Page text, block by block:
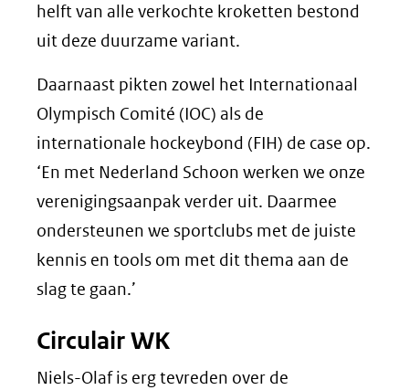
helft van alle verkochte kroketten bestond
uit deze duurzame variant.
Daarnaast pikten zowel het Internationaal
Olympisch Comité (IOC) als de
internationale hockeybond (FIH) de case op.
‘En met Nederland Schoon werken we onze
verenigingsaanpak verder uit. Daarmee
ondersteunen we sportclubs met de juiste
kennis en tools om met dit thema aan de
slag te gaan.’
Circulair WK
Niels-Olaf is erg tevreden over de